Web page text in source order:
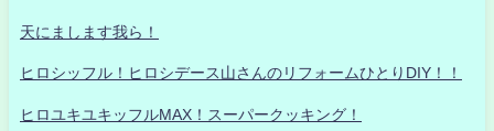
天にまします我ら！
ヒロシッフル！ヒロシデース山さんのリフォームひとりDIY！！
ヒロユキユキッフルMAX！スーパークッキング！